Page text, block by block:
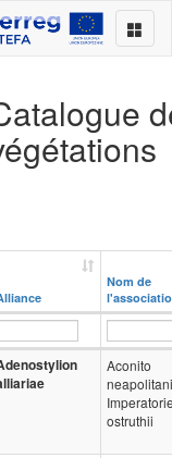
Nom de
Aconito
ostruthii